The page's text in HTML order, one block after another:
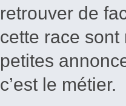
retrouver de
cette race
petites
c’est le métier.